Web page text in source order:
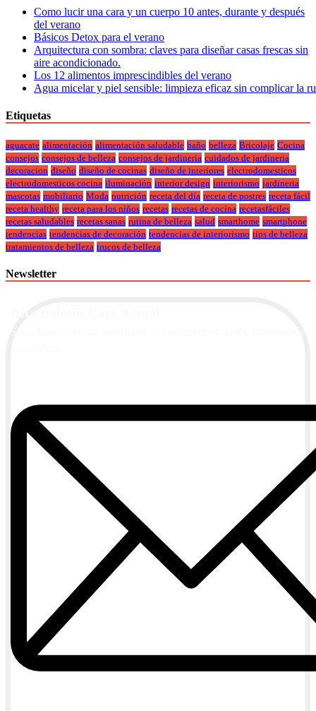
Como lucir una cara y un cuerpo 10 antes, durante y después
del verano
Básicos Detox para el verano
Arquitectura con sombra: claves para diseñar casas frescas sin
aire acondicionado.
Los 12 alimentos imprescindibles del verano
Agua micelar y piel sensible: limpieza eficaz sin complicar la
Etiquetas
aguacate alimentación alimentación saludable baño belleza Bricolaje Cocina
consejos consejos de belleza consejos de jardineria cuidados de jardineria
decoracion diseño diseño de cocinas diseño de interiores electrodomesticos
electrodomesticos cocina iluminación interior design interiorismo jardineria
mascotas mobiliario Moda nutrición receta del día receta de postres receta fácil
receta healthy receta para los niños recetas recetas de cocina recetasfáciles
recetas saludables recetas sanas rutina de belleza salud smarthome smartphone
tendencias tendencias de decoración tendencias de interiorismo tips de belleza
tratamientos de belleza trucos de belleza
Newsletter